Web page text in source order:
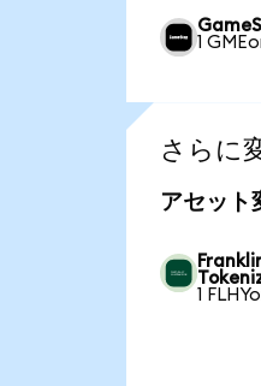
1
さらに
アセット
1